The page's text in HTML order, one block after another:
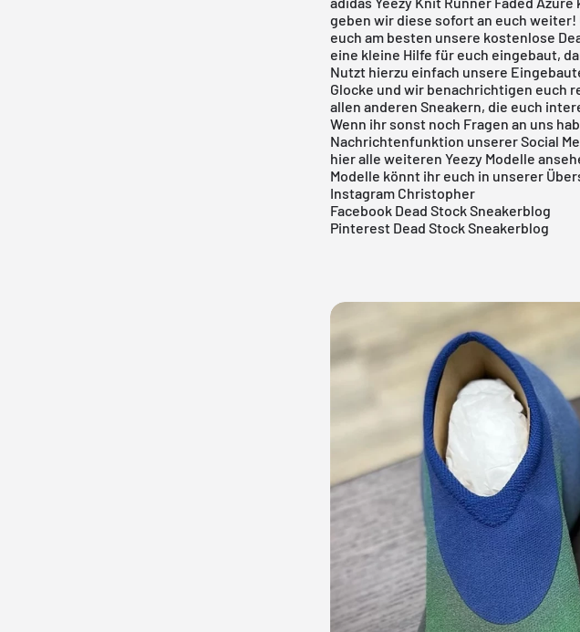
geben wir diese sofort an euch
euch am besten unsere kostenlose
eine kleine Hilfe für euch eingebaut,
Nutzt hierzu einfach unsere
Glocke und wir benachrichtigen euch
allen anderen Sneakern, die euch
Wenn ihr sonst noch Fragen an uns
Nachrichtenfunktion unserer Social
hieralle weiteren Yeezy Modelle
Modelle könnt ihr euch in unserer
Instagram Christopher
Facebook Dead Stock Sneakerblog
Pinterest Dead Stock Sneakerblog